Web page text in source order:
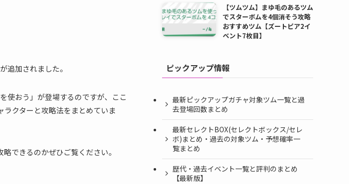
追加されました。
使おう」が登場するのですが、ここ
クターと攻略法をまとめていま
できるのかぜひご覧ください。
【ツムツム】まゆ毛のあるツム
でスターボムを4個消そう攻略
おすすめツム【ズートピア2イ
ベント7枚目】
ピックアップ情報
最新ピックアップガチャ対象ツム一覧と過
去登場回数まとめ
最新セレクトBOX(セレクトボックス/セレ
ボ)まとめ・過去の対象ツム・予想確率一
覧まとめ
歴代・過去イベント一覧と評判のまとめ
【最新版】